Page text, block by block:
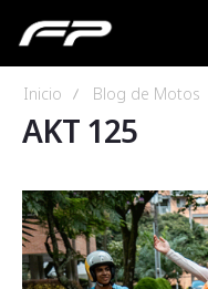
Inicio Blog de Motos
AKT 125